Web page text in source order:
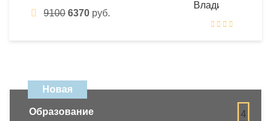
9100 6370 руб.
Новая
4
Образование